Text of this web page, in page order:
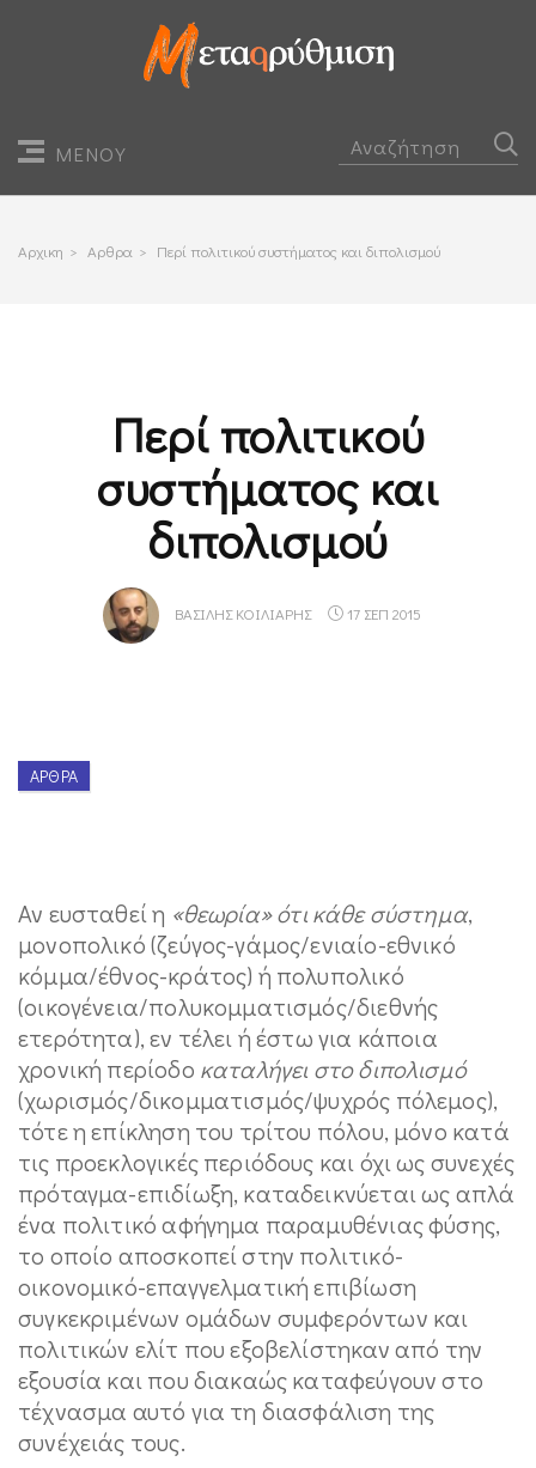
ΜΕΝΟΥ
Αρχικη > Αρθρα > Περί πολιτικού συστήματος και διπολισμού
Περί πολιτικού
συστήματος και
διπολισμού
ΒΑΣΊΛΗΣ ΚΟΊΛΙΑΡΗΣ 17 ΣΕΠ 2015
ΆΡΘΡΑ
Αν ευσταθεί η «θεωρία» ότι κάθε σύστημα,
μονοπολικό (ζεύγος-γάμος/ενιαίο-εθνικό
κόμμα/έθνος-κράτος) ή πολυπολικό
(οικογένεια/πολυκομματισμός/διεθνής
ετερότητα), εν τέλει ή έστω για κάποια
χρονική περίοδο καταλήγει στο διπολισμό
(χωρισμός/δικομματισμός/ψυχρός πόλεμος),
τότε η επίκληση του τρίτου πόλου, μόνο κατά
τις προεκλογικές περιόδους και όχι ως συνεχές
πρόταγμα-επιδίωξη, καταδεικνύεται ως απλά
ένα πολιτικό αφήγημα παραμυθένιας φύσης,
το οποίο αποσκοπεί στην πολιτικό-
οικονομικό-επαγγελματική επιβίωση
συγκεκριμένων ομάδων συμφερόντων και
πολιτικών ελίτ που εξοβελίστηκαν από την
εξουσία και που διακαώς καταφεύγουν στο
τέχνασμα αυτό για τη διασφάλιση της
συνέχειάς τους.